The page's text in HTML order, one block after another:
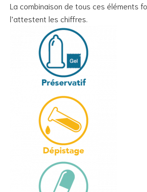
La combinaison de tous ces éléments
l’attestent les chiffres.